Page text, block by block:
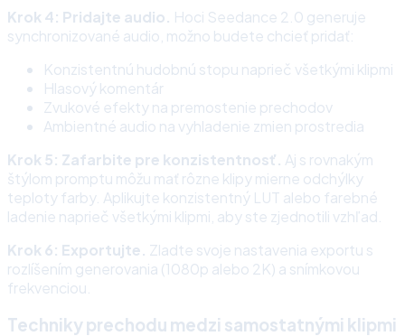
Krok 4: Pridajte audio. Hoci Seedance 2.0 generuje
synchronizované audio, možno budete chcieť pridať:
Konzistentnú hudobnú stopu naprieč všetkými klipmi
Hlasový komentár
Zvukové efekty na premostenie prechodov
Ambientné audio na vyhladenie zmien prostredia
Krok 5: Zafarbite pre konzistentnosť. Aj s rovnakým
štýlom promptu môžu mať rôzne klipy mierne odchýlky
teploty farby. Aplikujte konzistentný LUT alebo farebné
ladenie naprieč všetkými klipmi, aby ste zjednotili vzhľad.
Krok 6: Exportujte. Zladte svoje nastavenia exportu s
rozlíšením generovania (1080p alebo 2K) a snímkovou
frekvenciou.
Techniky prechodu medzi samostatnými klipmi